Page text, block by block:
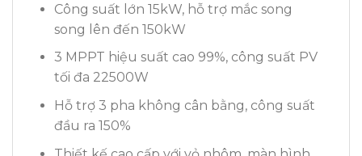
Công suất lớn 15kW, hỗ trợ mắc song
song lên đến 150kW
3 MPPT hiệu suất cao 99%, công suất PV
tối đa 22500W
Hỗ trợ 3 pha không cân bằng, công suất
đầu ra 150%